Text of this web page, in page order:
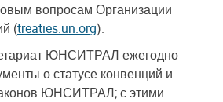
вопросам Организации
(treaties.un.org).
ЮНСИТРАЛ ежегодно
о статусе конвенций и
ЮНСИТРАЛ; с этими